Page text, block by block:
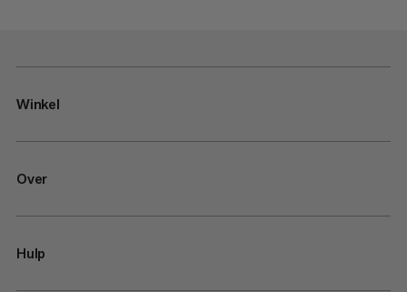
Winkel
Over
Hulp